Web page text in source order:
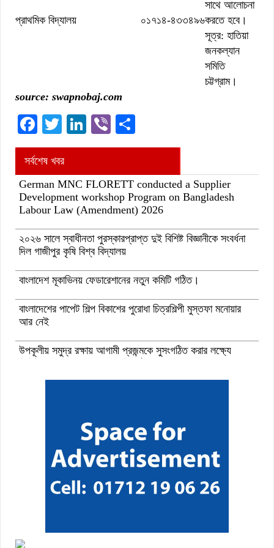
প্রাথমিক বিদ্যালয় ০১৭১৪-৪৩৩৪৯৬
সাথে আলোচনা
করতে হবে।
সূত্র: হাতিয়া
জনকল্যান
সমিতি
চট্টগ্রাম।
source: swapnobaj.com
Facebook
TwitterLinkedIn
Viber
সর্বশেষ খবর
German MNC FLORETT conducted a Supplier
Development workshop Program on Bangladesh
Labour Law (Amendment) 2026
২০২৬ সালে স্বাধীনতা পুরস্কারপ্রাপ্ত দুই বিশিষ্ট বিজ্ঞানীকে সংবর্ধনা
দিল গাজীপুর কৃষি বিশ্ব বিদ্যালয়
বাংলাদেশ মূকাভিনয় ফেডারেশানের নতুন কমিটি গঠিত।
বাংলাদেশের পাপেট শিল্প বিকাশের পুরোধা চিত্রশিল্পী মুস্তফা মনোয়ার
আর নেই
উপকূলীয় সমুদ্র রক্ষায় আগামী প্রজন্মকে সুসংগঠিত করার লক্ষ্যে